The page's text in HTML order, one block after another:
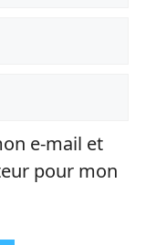
e-mail et
pour mon